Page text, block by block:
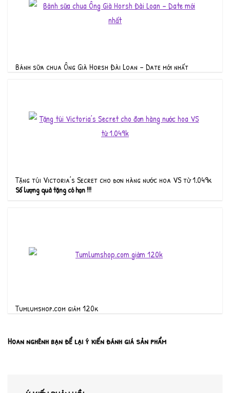
Bánh sữa chua Ông Già Horsh Đài Loan – Date mới nhất
Tặng túi Victoria’s Secret cho đơn hàng nước hoa VS từ 1.049k
Số lượng quà tặng có hạn !!!
Tumlumshop.com giảm 120k
Hoan nghênh bạn để lại ý kiến đánh giá sản phẩm